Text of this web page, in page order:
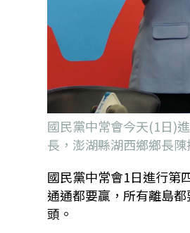
國民黨中常會今天(1日)
長，澎湖縣湖西鄉鄉長
國民黨中常會1日進行第
通通都要贏，所有離島
頭。